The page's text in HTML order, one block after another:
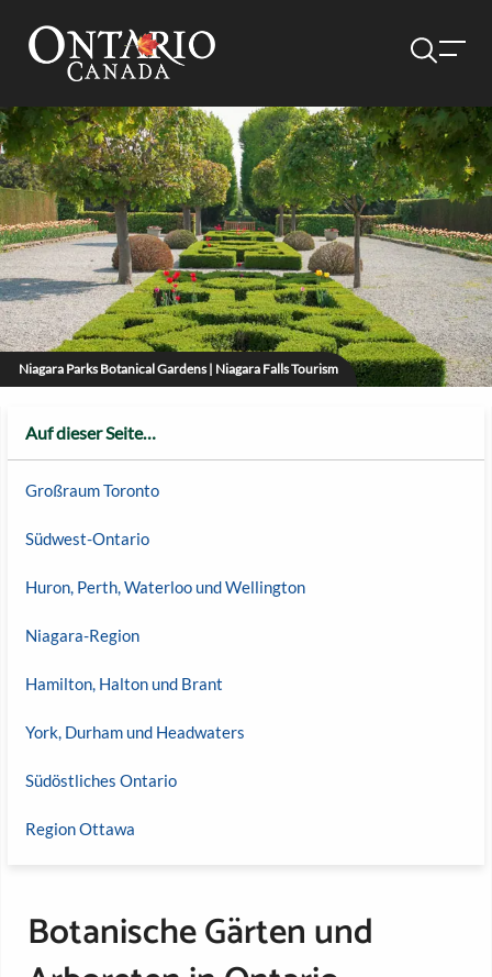
Niagara Parks Botanical Gardens | Niagara Falls Tourism
Auf dieser Seite…
Großraum Toronto
Südwest-Ontario
Huron, Perth, Waterloo und Wellington
Niagara-Region
Hamilton, Halton und Brant
York, Durham und Headwaters
Südöstliches Ontario
Region Ottawa
Botanische Gärten und